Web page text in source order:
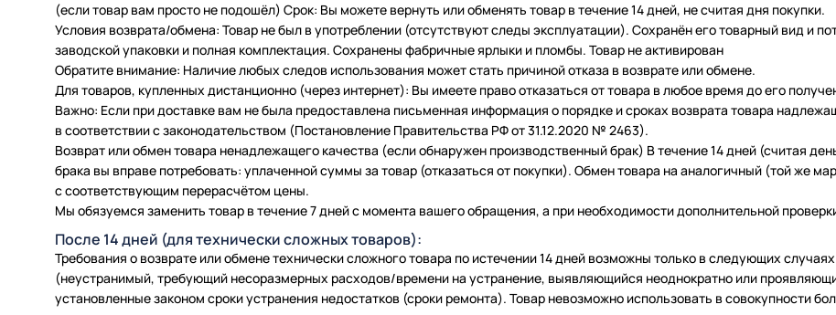
(если товар вам просто не подошёл) Срок: Вы можете вернуть или обменять товар в течение 14 дней, не считая дня покупки.
Условия возврата/обмена: Товар не был в употреблении (отсутствуют следы эксплуатации). Сохранён его товарный вид и
заводской упаковки и полная комплектация. Сохранены фабричные ярлыки и пломбы. Товар не активирован
Обратите внимание: Наличие любых следов использования может стать причиной отказа в возврате или обмене.
Для товаров, купленных дистанционно (через интернет): Вы имеете право отказаться от товара в любое время до его
Важно: Если при доставке вам не была предоставлена письменная информация о порядке и сроках возврата товара
в соответствии с законодательством (Постановление Правительства РФ от 31.12.2020 № 2463).
Возврат или обмен товара ненадлежащего качества (если обнаружен производственный брак) В течение 14 дней (считая
брака вы вправе потребовать: уплаченной суммы за товар (отказаться от покупки). Обмен товара на аналогичный (той же
с соответствующим перерасчётом цены.
Мы обязуемся заменить товар в течение 7 дней с момента вашего обращения, а при необходимости дополнительной
После 14 дней (для технически сложных товаров):
Требования о возврате или обмене технически сложного товара по истечении 14 дней возможны только в следующих
(неустранимый, требующий несоразмерных расходов/времени на устранение, выявляющийся неоднократно или
установленные законом сроки устранения недостатков (сроки ремонта). Товар невозможно использовать в совокупности